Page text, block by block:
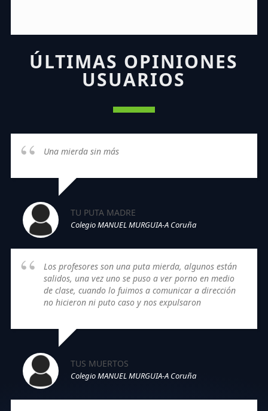
ÚLTIMAS OPINIONES
USUARIOS
Una mierda sin más
TU PUTA MADRE
Colegio MANUEL MURGUIA-A Coruña
Los profesores son una puta mierda, algunos están
salidos, una vez uno se puso a ver porno en medio
de clase, cuando lo fuimos a comunicar a dirección
no hicieron ni puto caso y nos expulsaron
TUS MUERTOS
Colegio MANUEL MURGUIA-A Coruña